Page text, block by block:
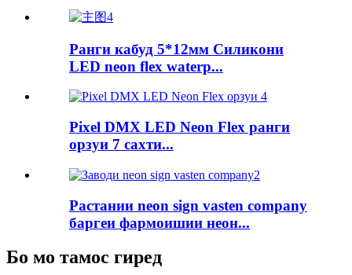
Ранги кабуд 5*12мм Силикони
LED neon flex waterp...
Pixel DMX LED Neon Flex ранги
орзуи 7 сахти...
Растании neon sign vasten company
баргеи фармоишии неон...
Бо мо тамос гиред